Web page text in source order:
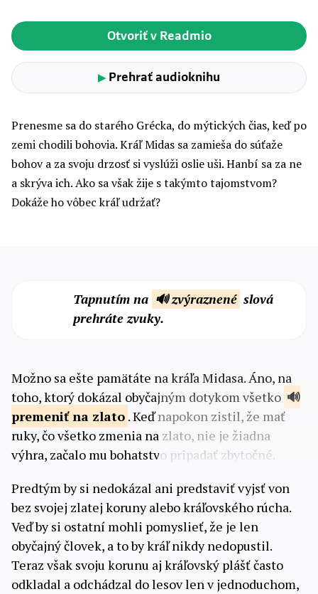
Otvoriť v Readmio
▶Prehrať audioknihu
Prenesme sa do starého Grécka, do mýtických čias, keď po
zemi chodili bohovia. Kráľ Midas sa zamieša do súťaže
bohov a za svoju drzosť si vyslúži oslie uši. Hanbí sa za ne
a skrýva ich. Ako sa však žije s takýmto tajomstvom?
Dokáže ho vôbec kráľ udržať?
Tapnutím na 🔊 zvýraznené slová
prehráte zvuky.
Možno sa ešte pamätáte na kráľa Midasa. Áno, na
toho, ktorý dokázal obyčajným dotykom všetko
premeniť na zlato . Keď napokon zistil, že mať
ruky, čo všetko zmenia na zlato, nie je žiadna
výhra, začalo mu bohatstvo pripadať zbytočné.
Predtým by si nedokázal ani predstaviť vyjsť von
bez svojej zlatej koruny alebo kráľovského rúcha.
Veď by si ostatní mohli pomyslieť, že je len
obyčajný človek, a to by kráľ nikdy nedopustil.
Teraz však svoju korunu aj kráľovský plášť často
odkladal a odchádzal do lesov len v jednoduchom,